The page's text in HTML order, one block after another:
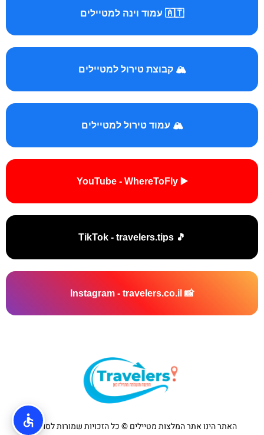
🇦🇹 עמוד וינה למטיילים
🏔️ קבוצת טירול למטיילים
🏔️ עמוד טירול למטיילים
▶️ YouTube - WhereToFly
🎵 TikTok - travelers.tips
📸 Instagram - travelers.co.il
האתר הינו אתר המלצות מטיילים © כל הזכויות שמורות לסוכנות